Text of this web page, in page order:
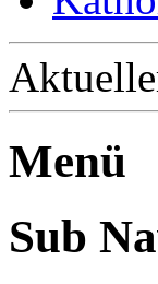
Menü
Sub